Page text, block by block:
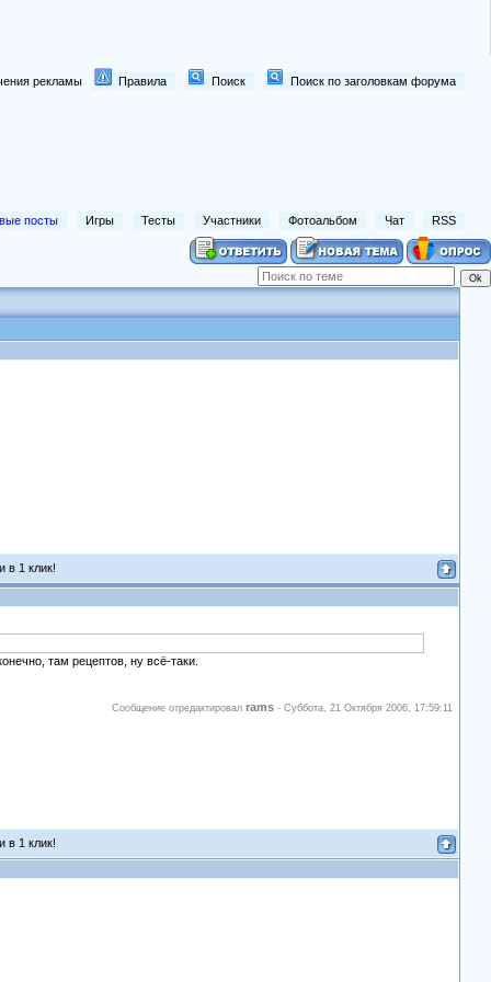
рекламы Правила Поиск Поиск по заголовкам форума
посты Игры Тесты Участники Фотоальбом Чат RSS
в 1 клик!
там рецептов, ну всё-таки.
Сообщение отредактировалrams -Суббота, 21 Октября 2006, 17:59:11
в 1 клик!